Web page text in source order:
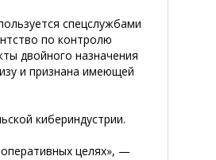
спецслужбами
по контролю
двойного назначения
и признана имеющей
кибериндустрии.
целях», —